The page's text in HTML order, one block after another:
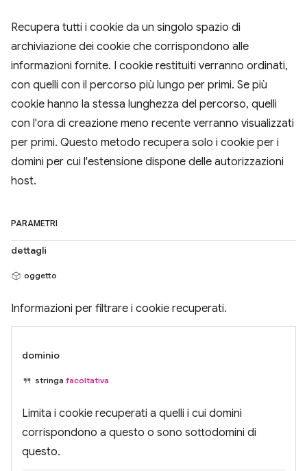
Recupera tutti i cookie da un singolo spazio di
archiviazione dei cookie che corrispondono alle
informazioni fornite. I cookie restituiti verranno ordinati,
con quelli con il percorso più lungo per primi. Se più
cookie hanno la stessa lunghezza del percorso, quelli
con l'ora di creazione meno recente verranno visualizzati
per primi. Questo metodo recupera solo i cookie per i
domini per cui l'estensione dispone delle autorizzazioni
host.
PARAMETRI
dettagli
oggetto
Informazioni per filtrare i cookie recuperati.
dominio
stringa facoltativa
Limita i cookie recuperati a quelli i cui domini
corrispondono a questo o sono sottodomini di
questo.